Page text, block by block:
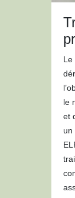
Le
le
et
un